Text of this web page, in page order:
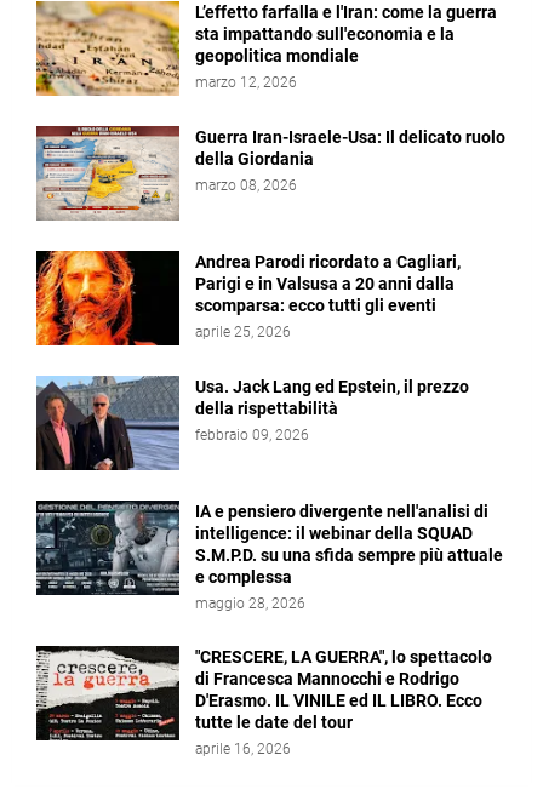
L’effetto farfalla e l'Iran: come la guerra
sta impattando sull'economia e la
geopolitica mondiale
marzo 12, 2026
Guerra Iran-Israele-Usa: Il delicato ruolo
della Giordania
marzo 08, 2026
Andrea Parodi ricordato a Cagliari,
Parigi e in Valsusa a 20 anni dalla
scomparsa: ecco tutti gli eventi
aprile 25, 2026
Usa. Jack Lang ed Epstein, il prezzo
della rispettabilità
febbraio 09, 2026
IA e pensiero divergente nell'analisi di
intelligence: il webinar della SQUAD
S.M.P.D. su una sfida sempre più attuale
e complessa
maggio 28, 2026
"CRESCERE, LA GUERRA", lo spettacolo
di Francesca Mannocchi e Rodrigo
D'Erasmo. IL VINILE ed IL LIBRO. Ecco
tutte le date del tour
aprile 16, 2026